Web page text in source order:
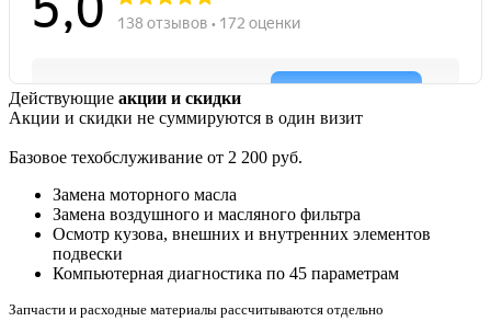
Действующие акции и скидки
Акции и скидки не суммируются в один визит
Базовое техобслуживание от 2 200 руб.
Замена моторного масла
Замена воздушного и масляного фильтра
Осмотр кузова, внешних и внутренних элементов
подвески
Компьютерная диагностика по 45 параметрам
Запчасти и расходные материалы рассчитываются отдельно